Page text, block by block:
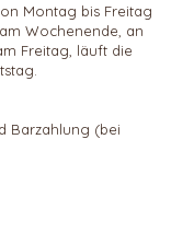
Montag bis Freitag
Wochenende, an
Freitag, läuft die
Barzahlung (bei